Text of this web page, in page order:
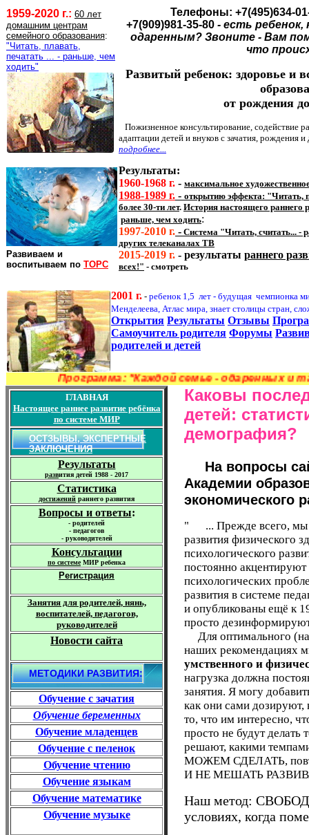
1959-2020 г.: 60 лет
домашним центрам
семейного образования:
"Читать, плавать,
печатать ... - раньше, чем
ходить"
Телефоны: +7(495)634-
+7(909)981-35-80 - есть
одаренным? Звоните - Вам
что
Развитый ребенок: здоровье и
от рождения
Пожизненное консультирование, содействие
адаптации детей и внуков с зачатия, рождения
подробнее...
Развиваем и
воспитываем по ТОРС
Результаты:
1960-1968 г. - максимальное
1988-1989 г. - открытию эффекта: "Читать,
более 30-ти лет. История настоящего раннего
раньше, чем ходить:
1997-2010 г. - Система "Читать, считать... -
других телеканалах ТВ
2015-2019 г. - результаты раннего
всех!" - смотреть
2001 г. - ребенок 1,5 лет - будущая чемпионка
Менделеева, Атлас мира, знает столицы стран,
Открытия Результаты Отзывы
Самоучитель родителя Форумы
родителей и детей
Программа: "Каждой семье -
ГЛАВНАЯ
Настоящее раннее развитиеребёнка
по системе МИР
ОСТЗЫВЫ, ЭКСПЕРТНЫЕ
ЗАКЛЮЧЕНИЯ
Результаты
развития детей 1988 - 2017
Статистика
достижений раннего развития
Вопросы и ответы:
- родителей
- педагогов
- руководителей
Консультации
по системеМИР ребенка
Регистрация
Занятия для родителей, нянь,
воспитателей, педагогов,
руководителей
Новости сайта
МЕТОДИКИ РАЗВИТИЯ:
Обучение с зачатия
Обучение беременных
Обучение младенцев
Обучение с пеленок
Обучение чтению
Обучение языкам
Обучение математике
Обучение музыке
Каковы
детей:
демография?
На вопросы
Академии
экономического
" ... Прежде всего, мы
развития физического
психологического
постоянно
психологических
развития в системе
и опубликованы ещё к
просто
Для оптимального
наших рекомендациях
умственного и
нагрузка должна
занятия. Я могу
как они сами дозируют,
то, что им интересно,
просто не будут
решают, какими
МОЖЕМ СДЕЛАТЬ,
И НЕ МЕШАТЬ
Наш метод:
условиях, когда